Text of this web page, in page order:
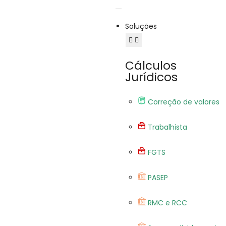
Soluções
Cálculos
Jurídicos
Correção de valores
Trabalhista
FGTS
PASEP
RMC e RCC